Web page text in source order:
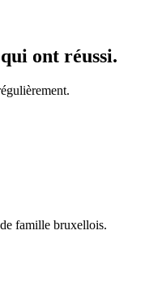
ont réussi.
famille bruxellois.